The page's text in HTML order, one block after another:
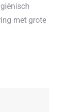
met grote